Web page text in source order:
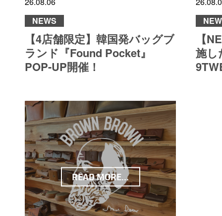
NEWS
【4店舗限定】韓国発バッグブ
ランド『Found Pocket』
POP-UP開催！
【
施し
READ MORE...